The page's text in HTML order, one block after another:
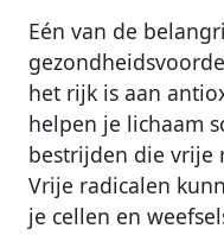
Eén van de
het rijk is aan
helpen je lichaam
bestrijden die vrije
Vrije radicalen
je cellen en